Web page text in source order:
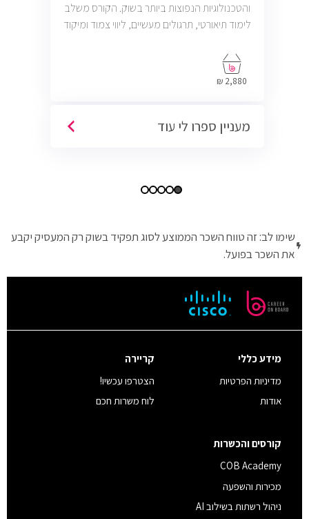
והטכנולוגיות הנפוצות ביותר בשוק. הקורס משלב
לימוד תיאורטי, תרגולים מעשיים, ליווי צמוד ומיקוד
2,880 ₪
מעניין ספרו לי עוד
שימו לב: זה טווח השכר הממוצע לסוג תפקיד בשוק רק המעסיק יקבע
את השכר בפועל.
מידע כללי
מדיניות הפרטיות
אודות
קריירה
הצטרפו עכשיו!
לוח משרות חכם
קורסים והכשרות
COB Academy
מכירות והשפעה
ניהול רשתות בשילוב AI